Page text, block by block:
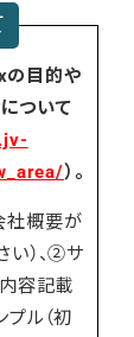
の目的や
ついて
）。
社概要が
）、②サ
内容記載
ル（初